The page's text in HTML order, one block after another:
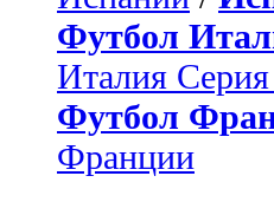
Футбол
Италия
Футбол
Франции